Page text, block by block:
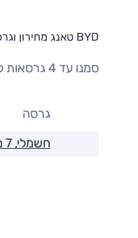
BYD טאנג מחירון וגרסאות
סמנו עד 4 גרסאות להשוואה
גרסה
חשמלי, 7 מק', Flagship, 4x4